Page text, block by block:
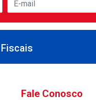
Fale Conosco